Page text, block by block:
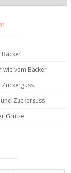
wie vom Bäcker
Zuckerguss
Grütze